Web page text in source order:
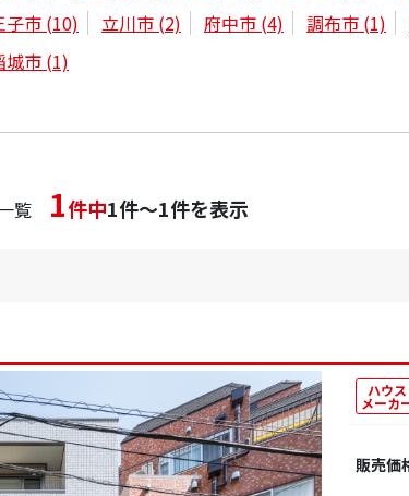
子市 (10) 立川市 (2) 府中市 (4) 調布市 (1)
城市 (1)
覧 1件中1件～1件を表示
ハウス
メーカ
販売価